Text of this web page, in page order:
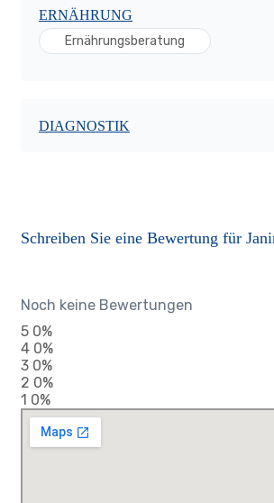
ERNÄHRUNG
Ernährungsberatung
DIAGNOSTIK
Schreiben Sie eine Bewertung für
Noch keine Bewertungen
5 0%
4 0%
3 0%
2 0%
1 0%